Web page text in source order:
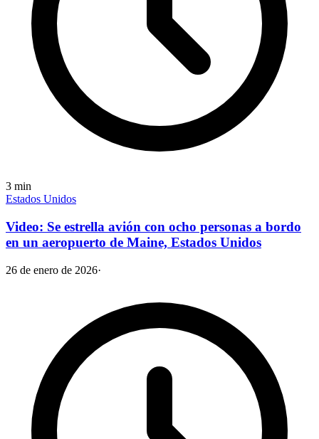
3 min
Estados Unidos
Video: Se estrella avión con ocho personas a bordo
en un aeropuerto de Maine, Estados Unidos
26 de enero de 2026·